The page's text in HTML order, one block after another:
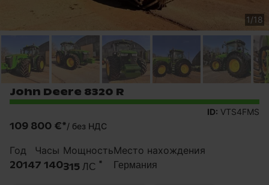
1/18
John Deere 8320 R
ID: VTS4FMS
109 800 €*/ без НДС
Год
2014
Часы
7 140
Мощность
315 ЛС *
Место нахождения
Германия